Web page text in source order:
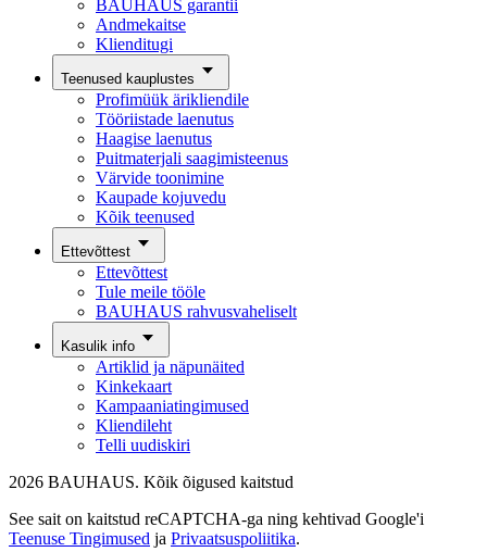
BAUHAUS garantii
Andmekaitse
Klienditugi
Teenused kauplustes
Profimüük ärikliendile
Tööriistade laenutus
Haagise laenutus
Puitmaterjali saagimisteenus
Värvide toonimine
Kaupade kojuvedu
Kõik teenused
Ettevõttest
Ettevõttest
Tule meile tööle
BAUHAUS rahvusvaheliselt
Kasulik info
Artiklid ja näpunäited
Kinkekaart
Kampaaniatingimused
Kliendileht
Telli uudiskiri
2026 BAUHAUS. Kõik õigused kaitstud
See sait on kaitstud reCAPTCHA-ga ning kehtivad Google'i
Teenuse Tingimused ja Privaatsuspoliitika.